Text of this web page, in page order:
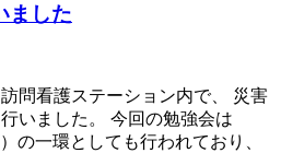
ました
問看護ステーション内で、 災害
いました。 今回の勉強会は
の一環としても行われており、